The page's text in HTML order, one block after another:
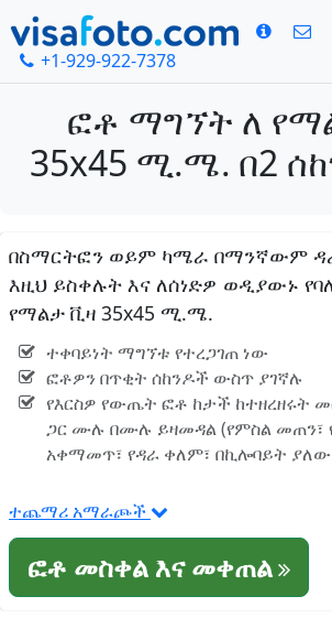
+1-929-922-7378
ፎቶ ማግኘት ለ
35x45 ሚ.ሜ. በ2
በስማርትፎን ወይም ካሜራ በማንኛውም
እዚህ ይስቀሉት እና ለሰነድዎ ወዲያውኑ
የማልታ ቪዛ 35x45 ሚ.ሜ.
ተቀባይነት ማግኘቱ የተረጋገጠ ነው
ፎቶዎን በጥቂት ሰከንዶች ውስጥ ያገኛሉ
የእርስዎ የውጤት ፎቶ ከታች ከተዘረዘሩት
ጋር ሙሉ በሙሉ ይዛመዳል (የምስል መጠን፣
አቀማመጥ፣ የዳራ ቀለም፣ በኪሎባይት
ተጨማሪ አማራጮች
ፎቶ መስቀል እና መቀጠል